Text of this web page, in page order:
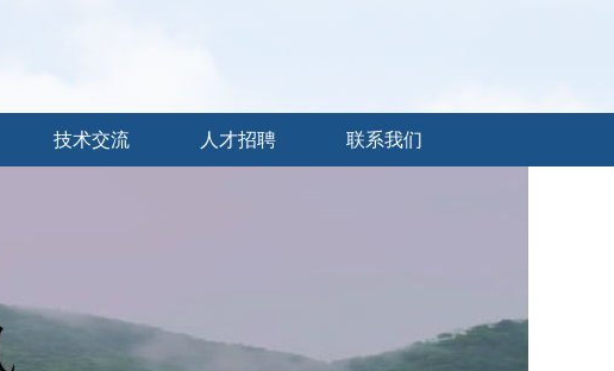
技术交流 人才招聘 联系我们